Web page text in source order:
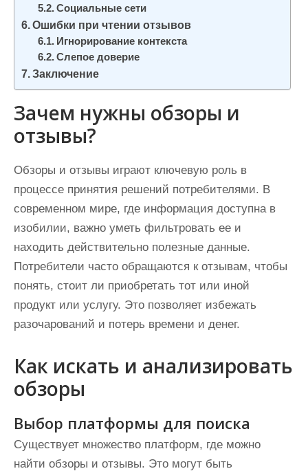
Социальные сети
Ошибки при чтении отзывов
Игнорирование контекста
Слепое доверие
Заключение
Зачем нужны обзоры и
отзывы?
Обзоры и отзывы играют ключевую роль в
процессе принятия решений потребителями. В
современном мире, где информация доступна в
изобилии, важно уметь фильтровать ее и
находить действительно полезные данные.
Потребители часто обращаются к отзывам, чтобы
понять, стоит ли приобретать тот или иной
продукт или услугу. Это позволяет избежать
разочарований и потерь времени и денег.
Как искать и анализировать
обзоры
Выбор платформы для поиска
Существует множество платформ, где можно
найти обзоры и отзывы. Это могут быть